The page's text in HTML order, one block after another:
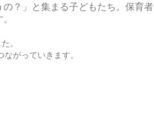
？」と集まる子どもたち。保育者
。
がっていきます。